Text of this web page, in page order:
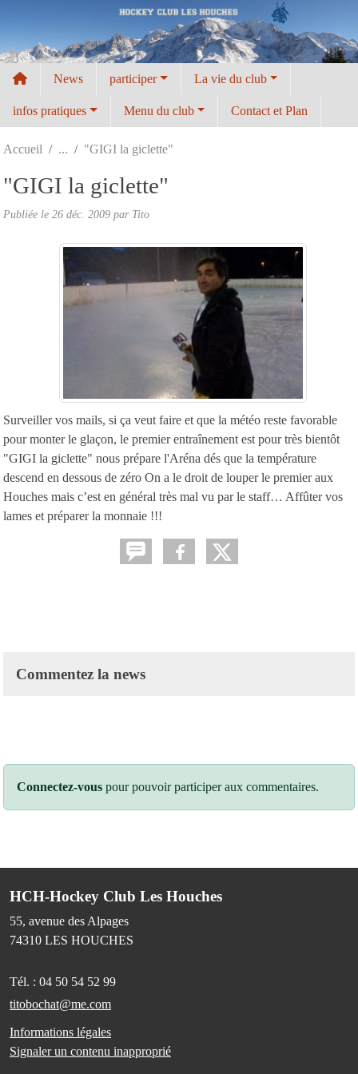
News participer La vie du club
infos pratiques Menu du club Contact et Plan
Accueil "GIGI la giclette"
"GIGI la giclette"
Publiée le 26 déc. 2009 par Tito
Surveiller vos mails, si ça veut faire et que la météo reste favorable
pour monter le glaçon, le premier entraînement est pour très bientôt
"GIGI la giclette" nous prépare l'Aréna dés que la température
descend en dessous de zéro On a le droit de louper le premier aux
Houches mais c’est en général très mal vu par le staff… Affûter vos
lames et préparer la monnaie !!!
Commentez la news
Connectez-vous pour pouvoir participer aux commentaires.
HCH-Hockey Club Les Houches
55, avenue des Alpages
74310 LES HOUCHES
Tél. : 04 50 54 52 99
titobochat@me.com
Informations légales
Signaler un contenu inapproprié
Panneau de gestion des cookies